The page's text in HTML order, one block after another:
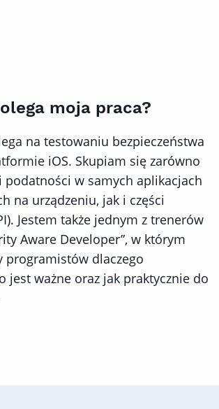
moja praca?
na testowaniu bezpieczeństwa
iOS. Skupiam się zarówno
podatności w samych aplikacjach
na urządzeniu, jak i części
Jestem także jednym z trenerów
Aware Developer”, w którym
programistów dlaczego
jest ważne oraz jak praktycznie do